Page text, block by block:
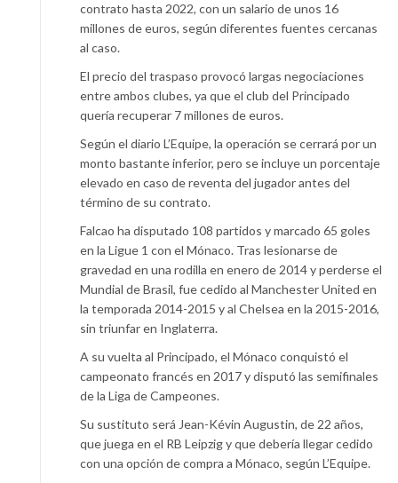
contrato hasta 2022, con un salario de unos 16
millones de euros, según diferentes fuentes cercanas
al caso.
El precio del traspaso provocó largas negociaciones
entre ambos clubes, ya que el club del Principado
quería recuperar 7 millones de euros.
Según el diario L’Equipe, la operación se cerrará por un
monto bastante inferior, pero se incluye un porcentaje
elevado en caso de reventa del jugador antes del
término de su contrato.
Falcao ha disputado 108 partidos y marcado 65 goles
en la Ligue 1 con el Mónaco. Tras lesionarse de
gravedad en una rodilla en enero de 2014 y perderse el
Mundial de Brasil, fue cedido al Manchester United en
la temporada 2014-2015 y al Chelsea en la 2015-2016,
sin triunfar en Inglaterra.
A su vuelta al Principado, el Mónaco conquistó el
campeonato francés en 2017 y disputó las semifinales
de la Liga de Campeones.
Su sustituto será Jean-Kévin Augustin, de 22 años,
que juega en el RB Leipzig y que debería llegar cedido
con una opción de compra a Mónaco, según L’Equipe.